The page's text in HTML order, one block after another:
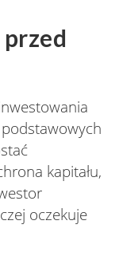
kapitału,
oczekuje